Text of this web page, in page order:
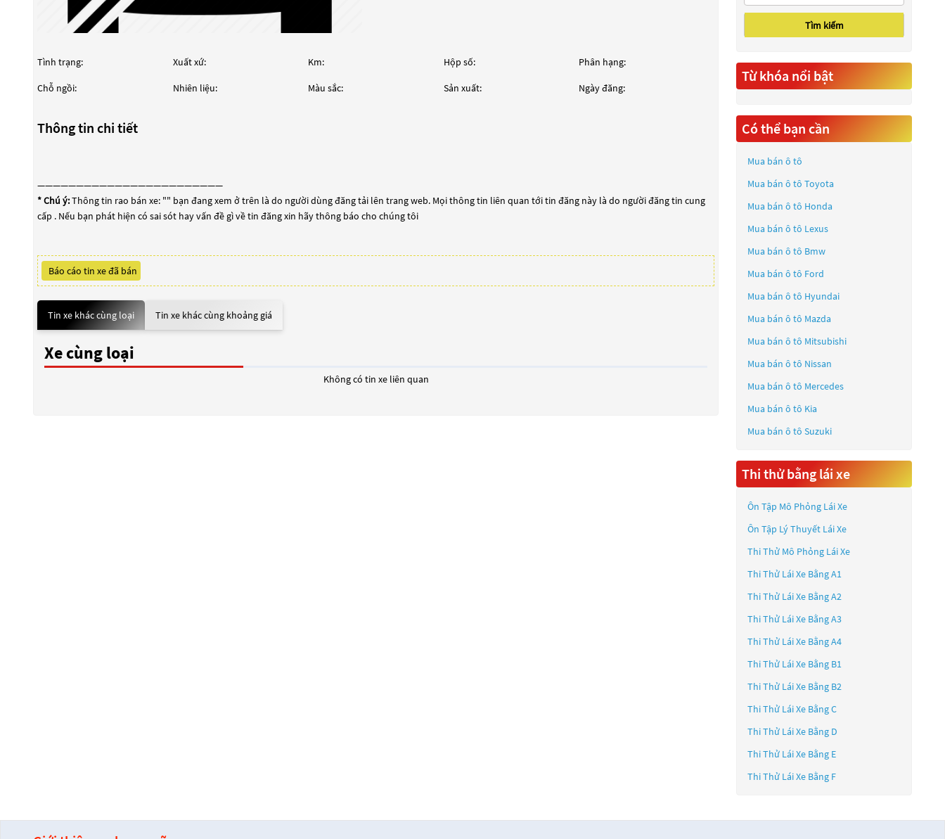
Tình trạng: Xuất xứ: Km: Hộp số: Phân hạng:
Chỗ ngồi: Nhiên liệu: Màu sắc: Sản xuất: Ngày đăng:
Thông tin chi tiết
————————————————————————
* Chú ý:Thông tin rao bán xe: "" bạn đang xem ở trên là do người dùng đăng tải lên trang web. Mọi thông tin liên quan tới tin đăng này là do người đăng tin cung
cấp . Nếu bạn phát hiện có sai sót hay vấn đề gì về tin đăng xin hãy thông báo cho chúng tôi
Báo cáo tin xe đã bán
Tin xe khác cùng loại Tin xe khác cùng khoảng giá
Xe cùng loại
Không có tin xe liên quan
Tìm kiếm
Từ khóa nổi bật
Có thể bạn cần
Mua bán ô tô
Mua bán ô tô Toyota
Mua bán ô tô Honda
Mua bán ô tô Lexus
Mua bán ô tô Bmw
Mua bán ô tô Ford
Mua bán ô tô Hyundai
Mua bán ô tô Mazda
Mua bán ô tô Mitsubishi
Mua bán ô tô Nissan
Mua bán ô tô Mercedes
Mua bán ô tô Kia
Mua bán ô tô Suzuki
Thi thử bằng lái xe
Ôn Tập Mô Phỏng Lái Xe
Ôn Tập Lý Thuyết Lái Xe
Thi Thử Mô Phỏng Lái Xe
Thi Thử Lái Xe Bằng A1
Thi Thử Lái Xe Bằng A2
Thi Thử Lái Xe Bằng A3
Thi Thử Lái Xe Bằng A4
Thi Thử Lái Xe Bằng B1
Thi Thử Lái Xe Bằng B2
Thi Thử Lái Xe Bằng C
Thi Thử Lái Xe Bằng D
Thi Thử Lái Xe Bằng E
Thi Thử Lái Xe Bằng F